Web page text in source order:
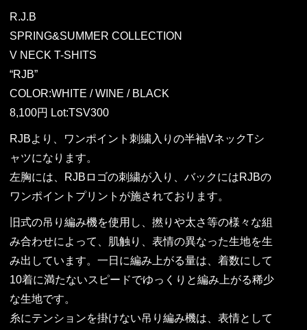
R.J.B
SPRING&SUMMER COLLECTION
V NECK T-SHITS
“RJB”
COLOR:WHITE / WINE / BLACK
8,100円 Lot:TSV300
RJBより、ワンポイント刺繍入りの半袖VネックTシ
ャツになります。
左胸には、RJBロゴの刺繍が入り、バックにはRJBの
ワンポイントプリントが施されております。
旧式の吊り編み機を使用し、撚りや太さ等の様々な組
み合わせによって、肌触り、表情の異なった生地を生
み出しています。一日に編み上がる量は、着数にして
10着に満たないスピードでゆっくりと編み上がる稀少
な生地です。
糸にテンションを掛けない吊り編み機は、表情として